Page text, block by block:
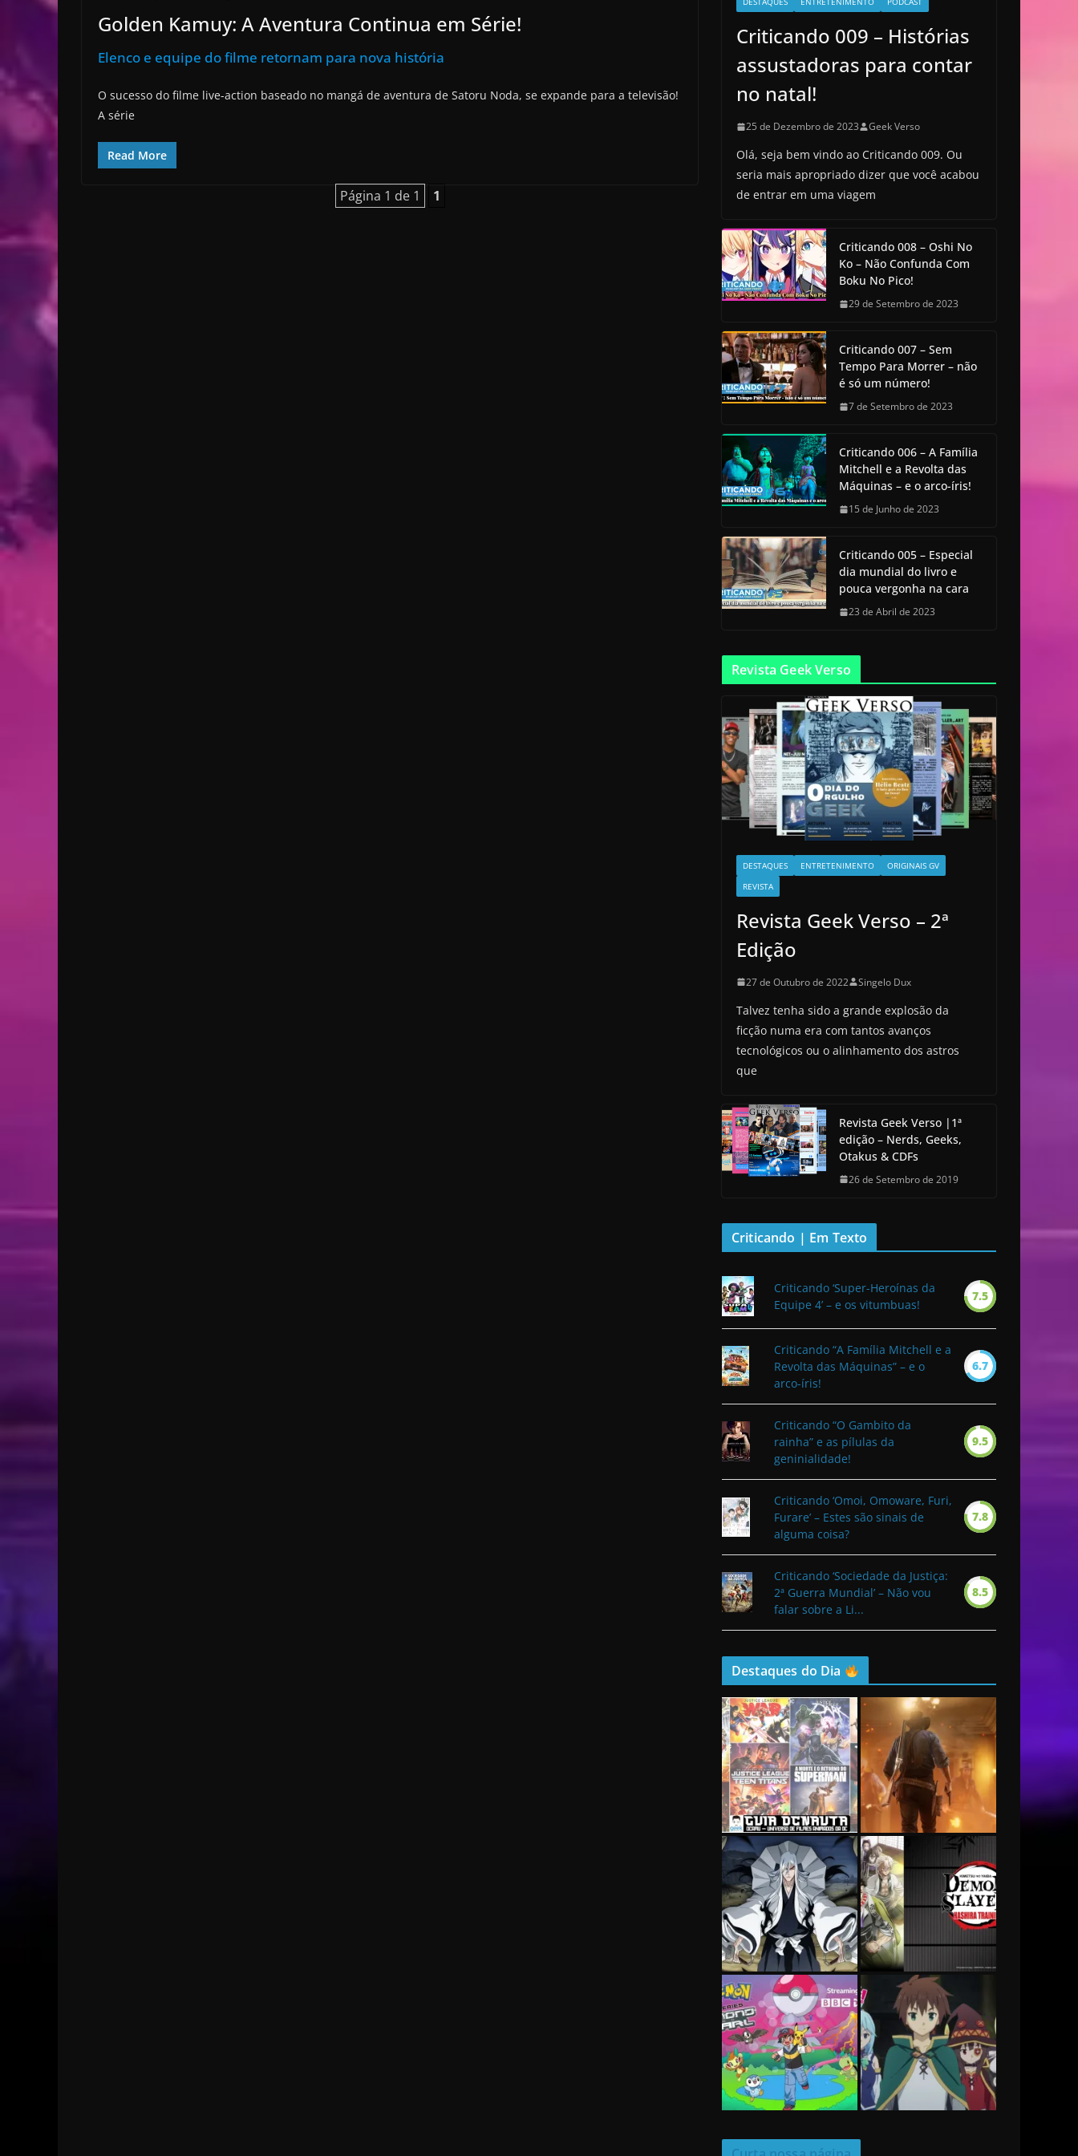
Golden Kamuy: A Aventura Continua em Série!
Elenco e equipe do filme retornam para nova história
O sucesso do filme live-action baseado no mangá de aventura de Satoru Noda, se expande para a televisão!
A série
Read More
Página 1 de 1 1
Criticando 009 – Histórias
assustadoras para contar
no natal!
25 de Dezembro de 2023 Geek Verso
Olá, seja bem vindo ao Criticando 009. Ou
seria mais apropriado dizer que você acabou
de entrar em uma viagem
Criticando 008 – Oshi No
Ko – Não Confunda Com
Boku No Pico!
29 de Setembro de 2023
Criticando 007 – Sem
Tempo Para Morrer – não
é só um número!
7 de Setembro de 2023
Criticando 006 – A Família
Mitchell e a Revolta das
Máquinas – e o arco-íris!
15 de Junho de 2023
Criticando 005 – Especial
dia mundial do livro e
pouca vergonha na cara
23 de Abril de 2023
Revista Geek Verso
DESTAQUES ENTRETENIMENTO
ORIGINAIS GV
REVISTA
Revista Geek Verso – 2ª
Edição
27 de Outubro de 2022 Singelo Dux
Talvez tenha sido a grande explosão da
ficção numa era com tantos avanços
tecnológicos ou o alinhamento dos astros
que
Revista Geek Verso |1ª
edição – Nerds, Geeks,
Otakus & CDFs
26 de Setembro de 2019
Criticando | Em Texto
Criticando ‘Super-Heroínas da
Equipe 4’ – e os vitumbuas!
7.5
Criticando “A Família Mitchell e a
Revolta das Máquinas” – e o
arco-íris!
6.7
Criticando “O Gambito da
rainha” e as pílulas da
geninialidade!
9.5
Criticando ‘Omoi, Omoware, Furi,
Furare’ – Estes são sinais de
alguma coisa?
7.8
Criticando ‘Sociedade da Justiça:
2ª Guerra Mundial’ – Não vou
falar sobre a Li...
8.5
Destaques do Dia